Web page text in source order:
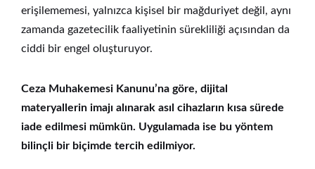
erişilememesi, yalnızca kişisel bir mağduriyet değil, aynı
zamanda gazetecilik faaliyetinin sürekliliği açısından da
ciddi bir engel oluşturuyor.
Ceza Muhakemesi Kanunu’na göre, dijital
materyallerin imajı alınarak asıl cihazların kısa sürede
iade edilmesi mümkün. Uygulamada ise bu yöntem
bilinçli bir biçimde tercih edilmiyor.